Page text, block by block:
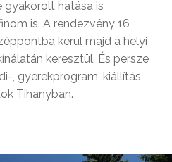
gyakorolt hatása is
is. A rendezvény 16
kerül majd a helyi
keresztül. És persze
, gyerekprogram, kiállítás,
Tihanyban.